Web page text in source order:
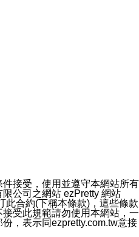
接受，使用並遵守本網站所有
公司之網站 ezPretty 網站
此合約(下稱本條款)，這些條款
受此規範請勿使用本網站，一
，表示同ezpretty.com.tw意接